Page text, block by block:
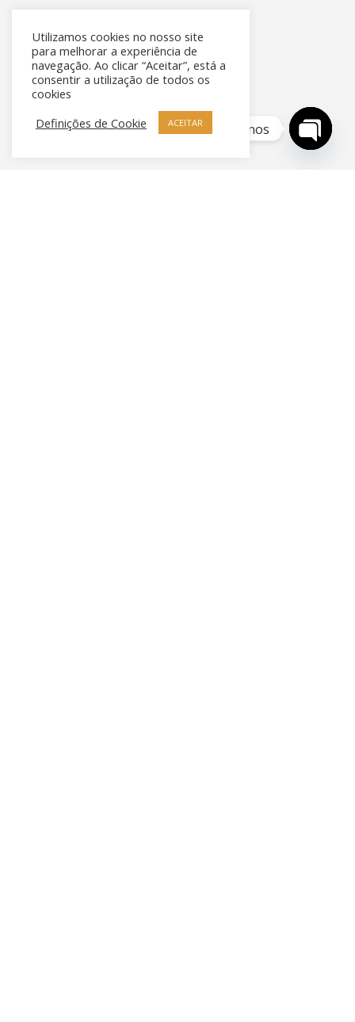
Utilizamos cookies no nosso site
para melhorar a experiência de
navegação. Ao clicar “Aceitar”, está a
consentir a utilização de todos os
cookies
Definições de Cookie
ACEITARContacte-nos